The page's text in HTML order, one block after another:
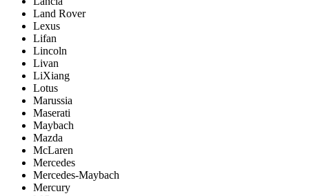
Land Rover
Lexus
Lifan
Lincoln
Livan
LiXiang
Lotus
Marussia
Maserati
Maybach
Mazda
McLaren
Mercedes
Mercedes-Maybach
Mercury